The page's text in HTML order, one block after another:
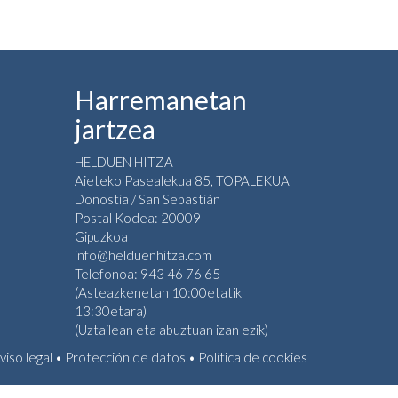
Harremanetan
jartzea
HELDUEN HITZA
Aieteko Pasealekua 85, TOPALEKUA
Donostia / San Sebastián
Postal Kodea: 20009
Gipuzkoa
info@helduenhitza.com
Telefonoa: 943 46 76 65
(Asteazkenetan 10:00etatik
13:30etara)
(Uztailean eta abuztuan izan ezik)
legal • Protección de datos • Política de cookies